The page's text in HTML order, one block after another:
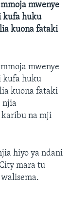
mwenye
kufa huku
kuona fataki
mwenye
kufa huku
kuona fataki
njia
karibu na mji
hiyo ya ndani
mara tu